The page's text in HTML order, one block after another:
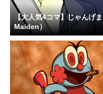
【大人気4コマ】じゃんげ
Maiden）